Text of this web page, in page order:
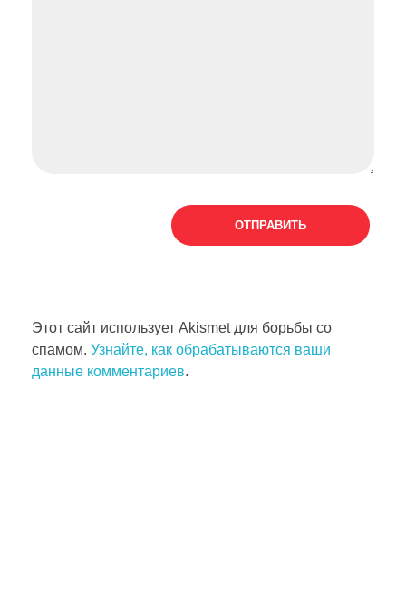
Этот сайт использует Akismet для борьбы со
спамом. Узнайте, как обрабатываются ваши
данные комментариев.